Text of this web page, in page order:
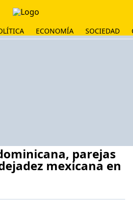
ECONOMÍA SOCIEDAD
parejas
mexicana en